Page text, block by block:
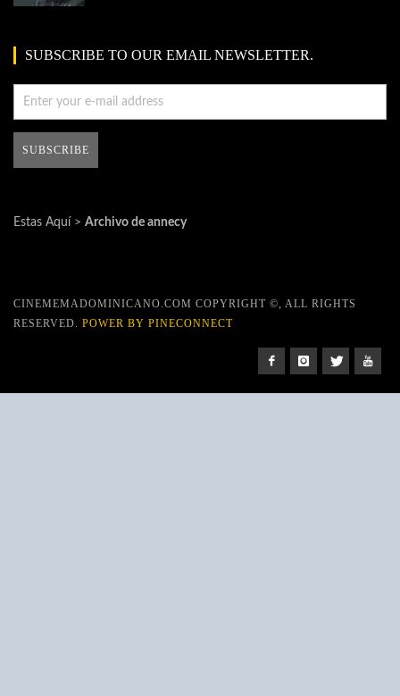
SUBSCRIBE TO OUR EMAIL NEWSLETTER.
Estas Aquí > Archivo de annecy
CINEMEMADOMINICANO.COM COPYRIGHT ©, ALL RIGHTS
RESERVED. POWER BY PINECONNECT